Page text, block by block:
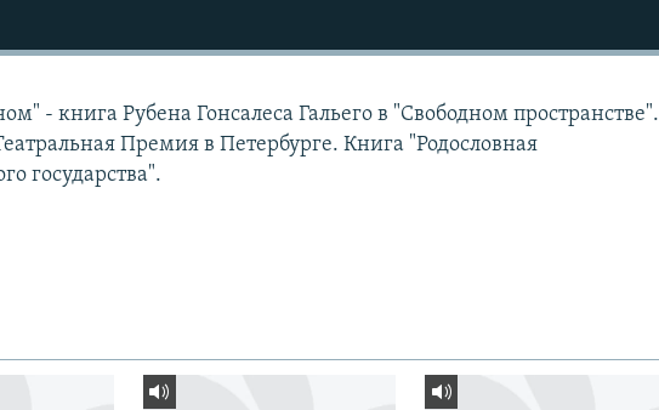
- книга Рубена Гонсалеса Гальего в "Свободном пространстве".
Премия в Петербурге. Книга "Родословная
государства".